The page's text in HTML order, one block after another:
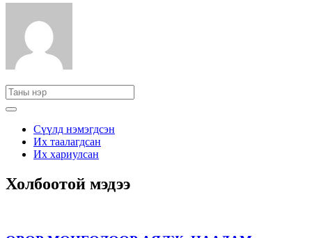
Сүүлд нэмэгдсэн
Их таалагдсан
Их хариулсан
Холбоотой мэдээ